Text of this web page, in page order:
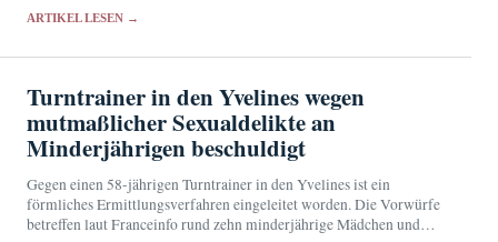
ARTIKEL LESEN →
Turntrainer in den Yvelines wegen
mutmaßlicher Sexualdelikte an
Minderjährigen beschuldigt
Gegen einen 58-jährigen Turntrainer in den Yvelines ist ein
förmliches Ermittlungsverfahren eingeleitet worden. Die Vorwürfe
betreffen laut Franceinfo rund zehn minderjährige Mädchen und